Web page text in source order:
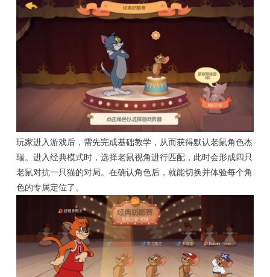
玩家进入游戏后，需先完成基础教学，从而获得默认老鼠角色杰
瑞。进入经典模式时，选择老鼠视角进行匹配，此时会形成四只
老鼠对抗一只猫的对局。在确认角色后，就能切换并体验每个角
色的专属定位了。